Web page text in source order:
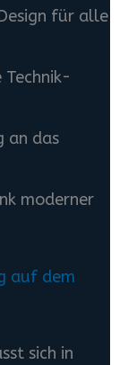
für alle
Technik-
an das
moderner
auf dem
sich in